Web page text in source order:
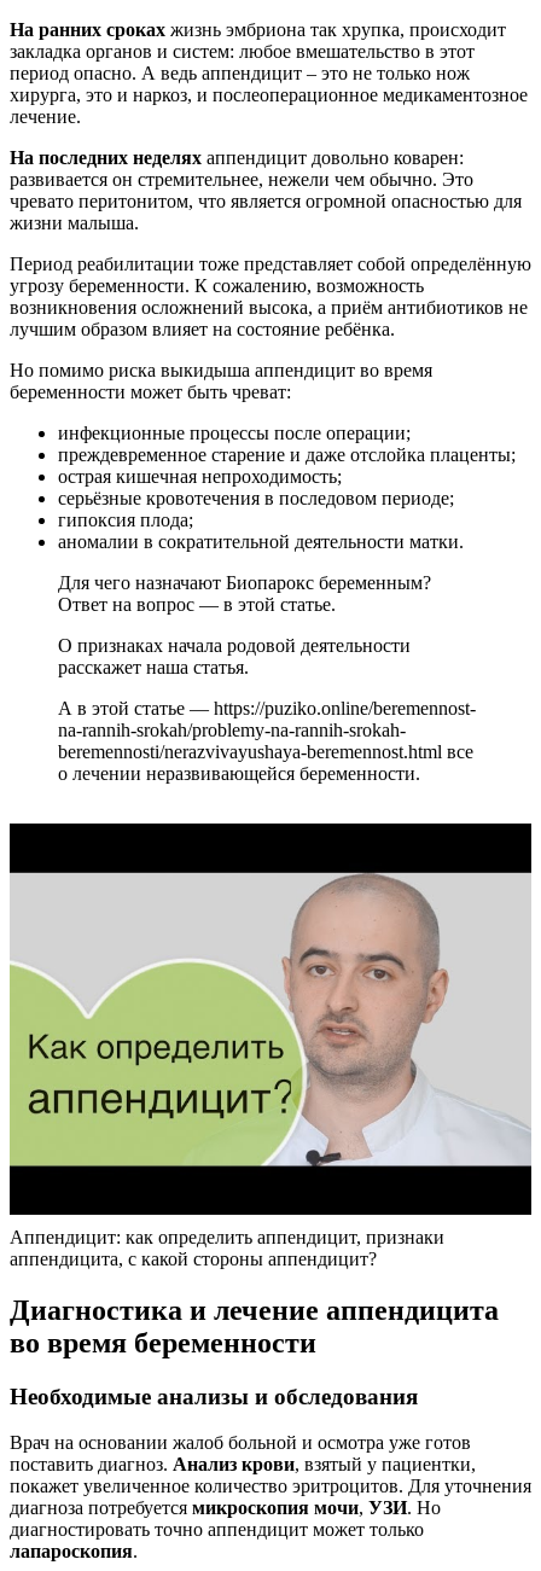
На ранних сроках жизнь эмбриона так хрупка, происходит
закладка органов и систем: любое вмешательство в этот
период опасно. А ведь аппендицит – это не только нож
хирурга, это и наркоз, и послеоперационное медикаментозное
лечение.
На последних неделях аппендицит довольно коварен:
развивается он стремительнее, нежели чем обычно. Это
чревато перитонитом, что является огромной опасностью для
жизни малыша.
Период реабилитации тоже представляет собой определённую
угрозу беременности. К сожалению, возможность
возникновения осложнений высока, а приём антибиотиков не
лучшим образом влияет на состояние ребёнка.
Но помимо риска выкидыша аппендицит во время
беременности может быть чреват:
инфекционные процессы после операции;
преждевременное старение и даже отслойка плаценты;
острая кишечная непроходимость;
серьёзные кровотечения в последовом периоде;
гипоксия плода;
аномалии в сократительной деятельности матки.
Для чего назначают Биопарокс беременным?
Ответ на вопрос — в этой статье.
О признаках начала родовой деятельности
расскажет наша статья.
А в этой статье — https://puziko.online/beremennost-
na-rannih-srokah/problemy-na-rannih-srokah-
beremennosti/nerazvivayushaya-beremennost.html все
о лечении неразвивающейся беременности.
Аппендицит: как определить аппендицит, признаки
аппендицита, с какой стороны аппендицит?
Диагностика и лечение аппендицита
во время беременности
Необходимые анализы и обследования
Врач на основании жалоб больной и осмотра уже готов
поставить диагноз. Анализ крови, взятый у пациентки,
покажет увеличенное количество эритроцитов. Для уточнения
диагноза потребуется микроскопия мочи, УЗИ. Но
диагностировать точно аппендицит может только
лапароскопия.